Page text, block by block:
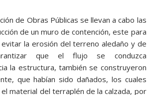
de Obras Públicas se llevan a cabo las
de un muro de contención, este para
la erosión del terreno aledaño y de
que el flujo se conduzca
la estructura, también se construyeron
que habían sido dañados, los cuales
material del terraplén de la calzada, por